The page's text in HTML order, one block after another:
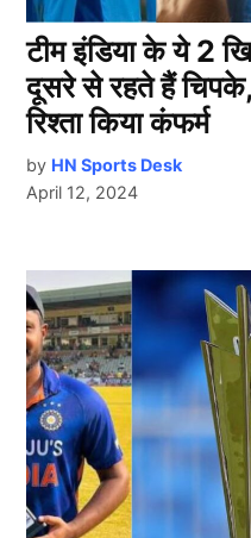
टीम इंडिया के ये 2
दूसरे से रहते हैं
रिश्ता किया कंफर्म
by HN Sports Desk
April 12, 2024